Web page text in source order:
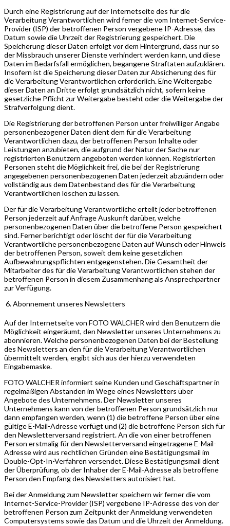
Durch eine Registrierung auf der Internetseite des für die
Verarbeitung Verantwortlichen wird ferner die vom Internet-Service-
Provider (ISP) der betroffenen Person vergebene IP-Adresse, das
Datum sowie die Uhrzeit der Registrierung gespeichert. Die
Speicherung dieser Daten erfolgt vor dem Hintergrund, dass nur so
der Missbrauch unserer Dienste verhindert werden kann, und diese
Daten im Bedarfsfall ermöglichen, begangene Straftaten aufzuklären.
Insofern ist die Speicherung dieser Daten zur Absicherung des für
die Verarbeitung Verantwortlichen erforderlich. Eine Weitergabe
dieser Daten an Dritte erfolgt grundsätzlich nicht, sofern keine
gesetzliche Pflicht zur Weitergabe besteht oder die Weitergabe der
Strafverfolgung dient.
Die Registrierung der betroffenen Person unter freiwilliger Angabe
personenbezogener Daten dient dem für die Verarbeitung
Verantwortlichen dazu, der betroffenen Person Inhalte oder
Leistungen anzubieten, die aufgrund der Natur der Sache nur
registrierten Benutzern angeboten werden können. Registrierten
Personen steht die Möglichkeit frei, die bei der Registrierung
angegebenen personenbezogenen Daten jederzeit abzuändern oder
vollständig aus dem Datenbestand des für die Verarbeitung
Verantwortlichen löschen zu lassen.
Der für die Verarbeitung Verantwortliche erteilt jeder betroffenen
Person jederzeit auf Anfrage Auskunft darüber, welche
personenbezogenen Daten über die betroffene Person gespeichert
sind. Ferner berichtigt oder löscht der für die Verarbeitung
Verantwortliche personenbezogene Daten auf Wunsch oder Hinweis
der betroffenen Person, soweit dem keine gesetzlichen
Aufbewahrungspflichten entgegenstehen. Die Gesamtheit der
Mitarbeiter des für die Verarbeitung Verantwortlichen stehen der
betroffenen Person in diesem Zusammenhang als Ansprechpartner
zur Verfügung.
Abonnement unseres Newsletters
Auf der Internetseite von FOTO WALCHER wird den Benutzern die
Möglichkeit eingeräumt, den Newsletter unseres Unternehmens zu
abonnieren. Welche personenbezogenen Daten bei der Bestellung
des Newsletters an den für die Verarbeitung Verantwortlichen
übermittelt werden, ergibt sich aus der hierzu verwendeten
Eingabemaske.
FOTO WALCHER informiert seine Kunden und Geschäftspartner in
regelmäßigen Abständen im Wege eines Newsletters über
Angebote des Unternehmens. Der Newsletter unseres
Unternehmens kann von der betroffenen Person grundsätzlich nur
dann empfangen werden, wenn (1) die betroffene Person über eine
gültige E-Mail-Adresse verfügt und (2) die betroffene Person sich für
den Newsletterversand registriert. An die von einer betroffenen
Person erstmalig für den Newsletterversand eingetragene E-Mail-
Adresse wird aus rechtlichen Gründen eine Bestätigungsmail im
Double-Opt-In-Verfahren versendet. Diese Bestätigungsmail dient
der Überprüfung, ob der Inhaber der E-Mail-Adresse als betroffene
Person den Empfang des Newsletters autorisiert hat.
Bei der Anmeldung zum Newsletter speichern wir ferner die vom
Internet-Service-Provider (ISP) vergebene IP-Adresse des von der
betroffenen Person zum Zeitpunkt der Anmeldung verwendeten
Computersystems sowie das Datum und die Uhrzeit der Anmeldung.